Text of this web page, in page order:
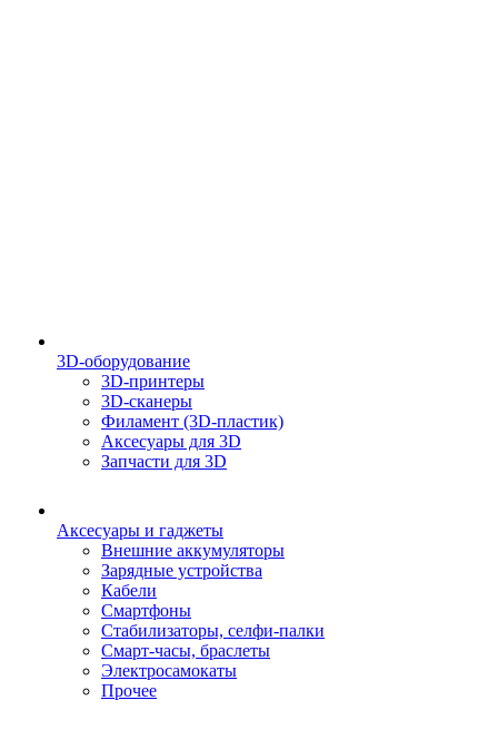
3D-оборудование
3D-принтеры
3D-сканеры
Филамент (3D-пластик)
Аксесуары для 3D
Запчасти для 3D
Аксесуары и гаджеты
Внешние аккумуляторы
Зарядные устройства
Кабели
Смартфоны
Стабилизаторы, селфи-палки
Смарт-часы, браслеты
Электросамокаты
Прочее